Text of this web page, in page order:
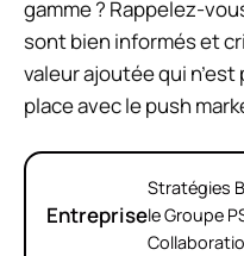
gamme ? Rappelez-
sont bien informés et
valeur ajoutée qui
place avec le push
Entreprise
Stratégies
le Groupe